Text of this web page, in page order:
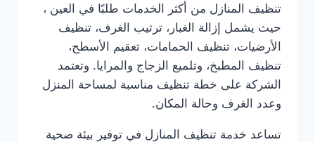
تنظيف المنازل من أكثر الخدمات طلبًا في العين ،
حيث يشمل إزالة الغبار، ترتيب الغرف، تنظيف
الأرضيات، تنظيف الحمامات، تعقيم الأسطح،
تنظيف المطبخ، وتلميع الزجاج والمرايا. وتعتمد
الشركة على خطة تنظيف مناسبة لمساحة المنزل
وعدد الغرف وحالة المكان.
تساعد خدمة تنظيف المنازل في توفير بيئة صحية